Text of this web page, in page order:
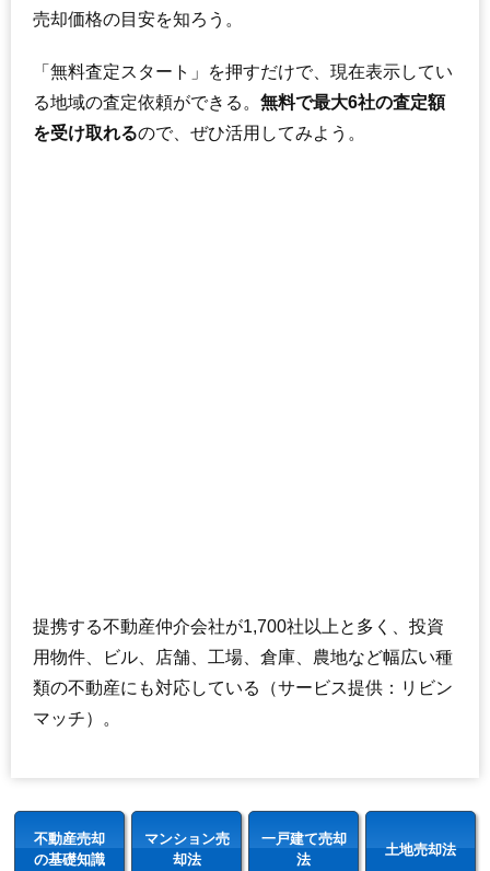
売却価格の目安を知ろう。
「無料査定スタート」を押すだけで、現在表示してい
る地域の査定依頼ができる。 無料で最大6社の査定額
を受け取れるので、ぜひ活用してみよう。
提携する不動産仲介会社が1,700社以上と多く、投資
用物件、ビル、店舗、工場、倉庫、農地など幅広い種
類の不動産にも対応している（サービス提供：リビン
マッチ）。
不動産売却
の基礎知識
マンション売
却法
一戸建て売却
法
土地売却法